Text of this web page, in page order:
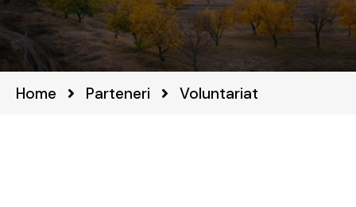
Home Parteneri Voluntariat